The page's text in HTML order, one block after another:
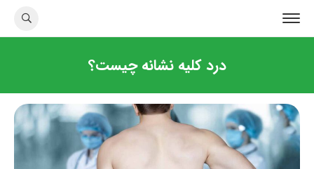
درد کلیه نشانه چیست؟